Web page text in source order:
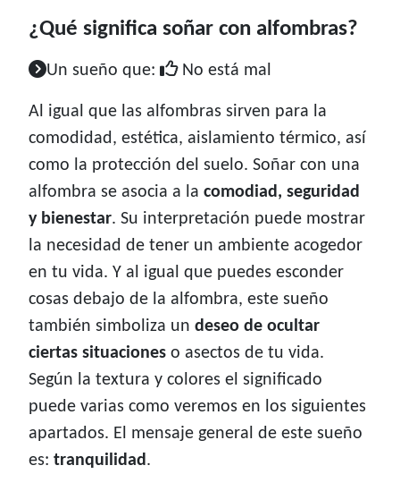
¿Qué significa soñar con alfombras?
Un sueño que: No está mal
Al igual que las alfombras sirven para la
comodidad, estética, aislamiento térmico, así
como la protección del suelo. Soñar con una
alfombra se asocia a la comodiad, seguridad
y bienestar. Su interpretación puede mostrar
la necesidad de tener un ambiente acogedor
en tu vida. Y al igual que puedes esconder
cosas debajo de la alfombra, este sueño
también simboliza un deseo de ocultar
ciertas situaciones o asectos de tu vida.
Según la textura y colores el significado
puede varias como veremos en los siguientes
apartados. El mensaje general de este sueño
es: tranquilidad.